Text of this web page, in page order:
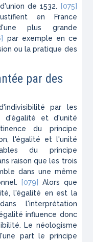
de 1532.
[075]
en France
plus grande
par exemple en ce
ou la pratique des
par des
par les
d'égalité et d'unité
du principe
l'égalité et l'unité
du principe
raison que les trois
dans une même
[079] Alors que
l'égalité en est la
l'interprétation
influence donc
Le néologisme
part le principe